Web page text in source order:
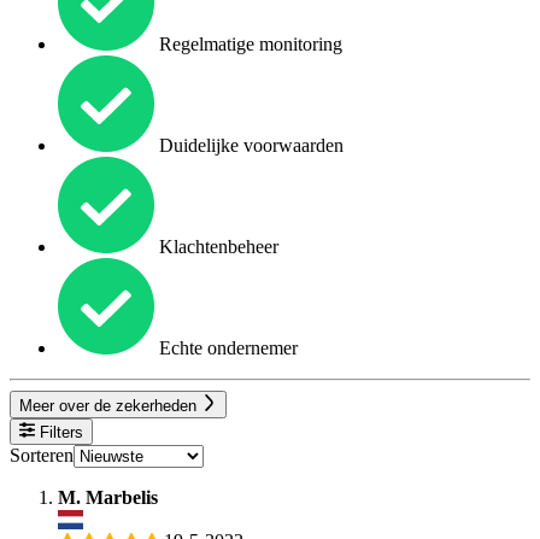
Regelmatige monitoring
Duidelijke voorwaarden
Klachtenbeheer
Echte ondernemer
Meer over de zekerheden
Filters
Sorteren
M. Marbelis